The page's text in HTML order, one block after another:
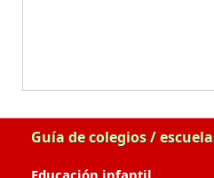
Guía de colegios /
Educación infantil